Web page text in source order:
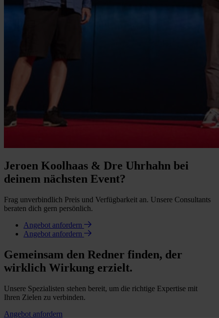
Jeroen Koolhaas & Dre Uhrhahn bei
deinem nächsten Event?
Frag unverbindlich Preis und Verfügbarkeit an. Unsere Consultants
beraten dich gern persönlich.
Angebot anfordern
Angebot anfordern
Gemeinsam den Redner finden, der
wirklich Wirkung erzielt.
Unsere Spezialisten stehen bereit, um die richtige Expertise mit
Ihren Zielen zu verbinden.
Angebot anfordern